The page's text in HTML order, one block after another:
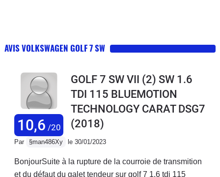
AVIS VOLKSWAGEN GOLF 7 SW
10,6 /20
GOLF 7 SW VII (2) SW 1.6
TDI 115 BLUEMOTION
TECHNOLOGY CARAT DSG7
(2018)
Par §man486Xy le 30/01/2023
BonjourSuite à la rupture de la courroie de transmition
et du défaut du galet tendeur sur golf 7 1.6 tdi 115